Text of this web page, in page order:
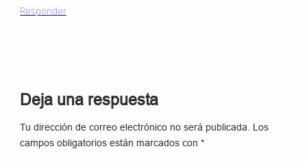
Responder
Deja una respuesta
Tu dirección de correo electrónico no será publicada.
Los
campos obligatorios están marcados con*